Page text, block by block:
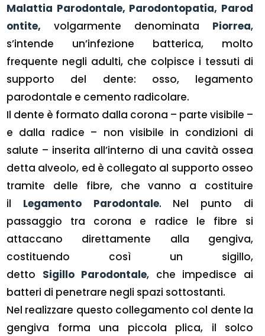
Malattia Parodontale, Parodontopatia, Parod
ontite, volgarmente denominata Piorrea,
s’intende un’infezione batterica, molto
frequente negli adulti, che colpisce i tessuti di
supporto del dente: osso, legamento
parodontale e cemento radicolare.
Il dente è formato dalla corona – parte visibile –
e dalla radice – non visibile in condizioni di
salute – inserita all’interno di una cavità ossea
detta alveolo, ed è collegato al supporto osseo
tramite delle fibre, che vanno a costituire
il Legamento Parodontale. Nel punto di
passaggio tra corona e radice le fibre si
attaccano direttamente alla gengiva,
costituendo così un sigillo,
detto Sigillo Parodontale, che impedisce ai
batteri di penetrare negli spazi sottostanti.
Nel realizzare questo collegamento col dente la
gengiva forma una piccola plica, il solco